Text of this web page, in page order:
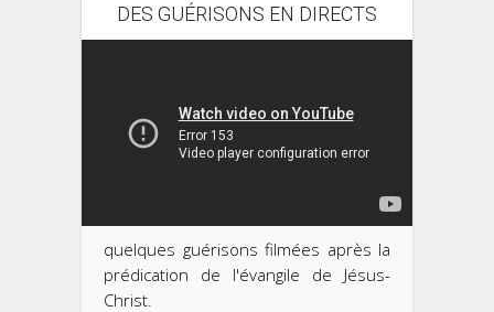
DES GUÉRISONS EN DIRECTS
quelques guérisons filmées après la
prédication de l'évangile de Jésus-
Christ.